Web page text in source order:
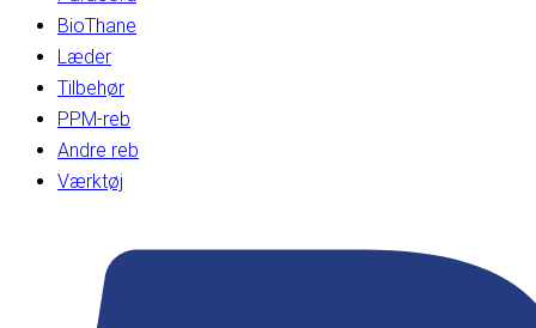
BioThane
Læder
Tilbehør
PPM-reb
Andre reb
Værktøj